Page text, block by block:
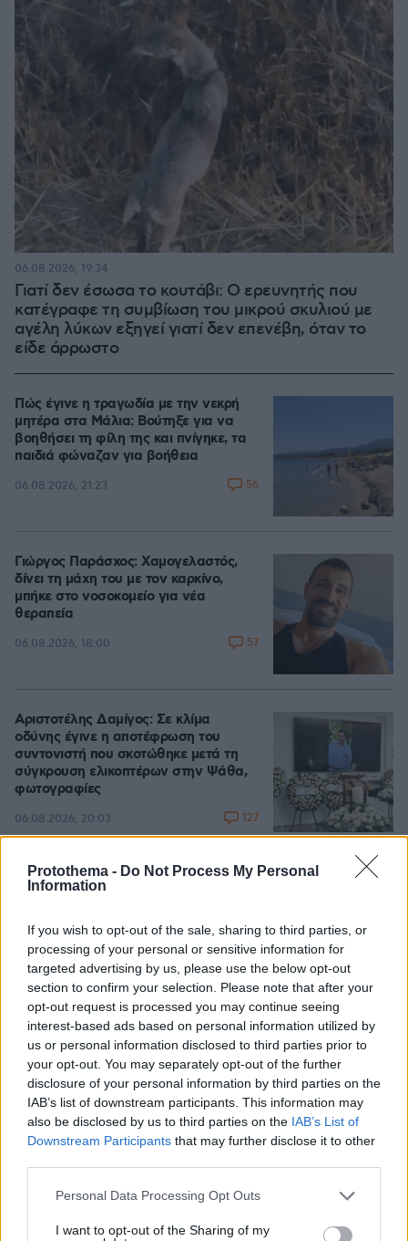
Protothema - Do Not Process My Personal
Information
If you wish to opt-out of the sale, sharing to third parties, or
processing of your personal or sensitive information for
targeted advertising by us, please use the below opt-out
section to confirm your selection. Please note that after your
opt-out request is processed you may continue seeing
interest-based ads based on personal information utilized by
us or personal information disclosed to third parties prior to
your opt-out. You may separately opt-out of the further
disclosure of your personal information by third parties on the
IAB’s list of downstream participants. This information may
also be disclosed by us to third parties on the IAB’s List of
Downstream Participants that may further disclose it to other
Please note that this website/app uses one or more Google
not limited to your visit or usage behaviour. You may click to
Personal Data Processing Opt Outs
I want to opt-out of the Sharing of my
Γιατί δεν έσωσα το κουτάβι: Ο ερευνητής που
κατέγραφε τη συμβίωση του μικρού σκυλιού με
αγέλη λύκων εξηγεί γιατί δεν επενέβη, όταν το
είδε άρρωστο
06.08.2026, 19:34
Πώς έγινε η τραγωδία με την νεκρή
μητέρα στα Μάλια: Βούτηξε για να
βοηθήσει τη φίλη της και πνίγηκε, τα
παιδιά φώναζαν για βοήθεια
06.08.2026, 21:23 56
Γιώργος Παράσχος: Χαμογελαστός,
δίνει τη μάχη του με τον καρκίνο,
μπήκε στο νοσοκομείο για νέα
θεραπεία
06.08.2026, 18:00 57
Αριστοτέλης Δαμίγος: Σε κλίμα
οδύνης έγινε η αποτέφρωση του
συντονιστή που σκοτώθηκε μετά τη
σύγκρουση ελικοπτέρων στην Ψάθα,
φωτογραφίες
06.08.2026, 20:03 127
Πέθανε το άσπρο κουτάβι που
συμβίωνε με αγέλη λύκων στην
μικρέ, δείτε βίντεο
06.08.2026, 16:39
Προϊόν εργαστηρίου ή της φύσης ο
κορωνοϊός; Άλλα έλεγε δημόσια ο
Φάουτσι και άλλα ιδιωτικά, αρνήθηκε
100 φορές να απαντήσει στο
Κογκρέσο
06.08.2026, 21:40 147
Αποχωρούν ακόμη δύο στελέχη από το
καταγγέλλουν έλλειψη διαλόγου